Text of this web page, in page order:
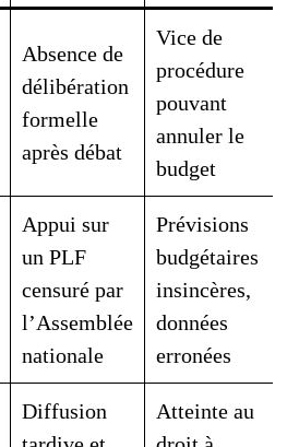
Absence de
délibération
formelle
après débat
Vice de
procédure
pouvant
annuler le
budget
Appui sur
un PLF
censuré par
l’Assemblée
nationale
Prévisions
budgétaires
insincères,
données
erronées
Diffusion
Atteinte au